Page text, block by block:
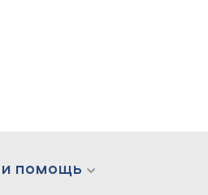
помощь